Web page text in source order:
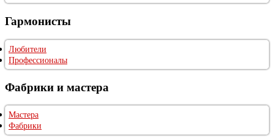
Гармонисты
Любители
Профессионалы
Фабрики и мастера
Мастера
Фабрики